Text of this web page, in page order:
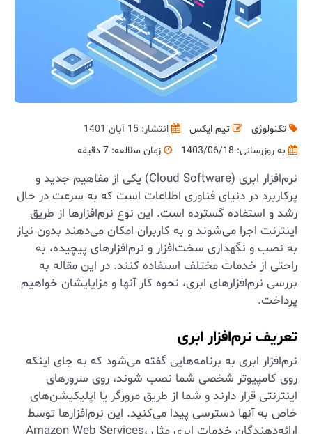
تکنولوژی تیم ایکس
انتشار: 15 آبان 1401
به روزرسانی: 1403/06/18 زمان مطالعه: 7 دقیقه
نرم‌افزار ابری (Cloud Software) یکی از مفاهیم جدید و
پرکاربرد در دنیای فناوری اطلاعات است که به سرعت در حال
رشد و استفاده گسترده است. این نوع نرم‌افزارها از طریق
اینترنت اجرا می‌شوند و به کاربران امکان می‌دهند بدون نیاز
به نصب و نگهداری سخت‌افزار و نرم‌افزارهای پیچیده، به
راحتی از خدمات مختلف استفاده کنند. در این مقاله به
بررسی نرم‌افزارهای ابری، نحوه کار آنها و مزایایشان خواهیم
پرداخت.
تعریف نرم‌افزار ابری
نرم‌افزار ابری به برنامه‌هایی گفته می‌شود که به جای اینکه
روی کامپیوتر شخصی شما نصب شوند، روی سرورهای
اینترنتی قرار دارند و شما از طریق مرورگر یا اپلیکیشن‌های
خاص به آنها دسترسی پیدا می‌کنید. این نرم‌افزارها توسط